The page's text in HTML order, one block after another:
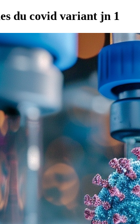
du covid variant jn 1